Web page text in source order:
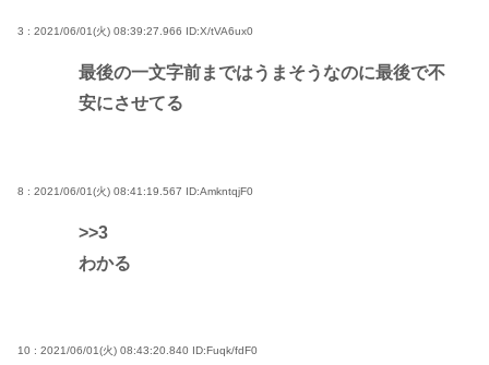
3 : 2021/06/01(火) 08:39:27.966 ID:X/tVA6ux0
最後の一文字前まではうまそうなのに最後で不
安にさせてる
8 : 2021/06/01(火) 08:41:19.567 ID:AmkntqjF0
>>3
わかる
10 : 2021/06/01(火) 08:43:20.840 ID:Fuqk/fdF0